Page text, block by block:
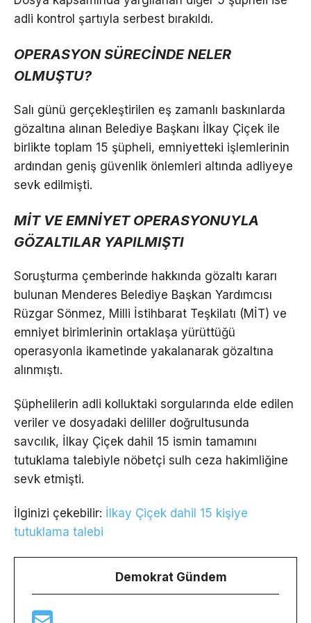
adli kontrol şartıyla serbest bırakıldı.
OPERASYON SÜRECİNDE NELER
OLMUŞTU?
Salı günü gerçekleştirilen eş zamanlı baskınlarda
gözaltına alınan Belediye Başkanı İlkay Çiçek ile
birlikte toplam 15 şüpheli, emniyetteki işlemlerinin
ardından geniş güvenlik önlemleri altında adliyeye
sevk edilmişti.
MİT VE EMNİYET OPERASYONUYLA
GÖZALTILAR YAPILMIŞTI
Soruşturma çemberinde hakkında gözaltı kararı
bulunan Menderes Belediye Başkan Yardımcısı
Rüzgar Sönmez, Milli İstihbarat Teşkilatı (MİT) ve
emniyet birimlerinin ortaklaşa yürüttüğü
operasyonla ikametinde yakalanarak gözaltına
alınmıştı.
Şüphelilerin adli kolluktaki sorgularında elde edilen
veriler ve dosyadaki deliller doğrultusunda
savcılık, İlkay Çiçek dahil 15 ismin tamamını
tutuklama talebiyle nöbetçi sulh ceza hakimliğine
sevk etmişti.
İlginizi çekebilir: İlkay Çiçek dahil 15 kişiye
tutuklama talebi
Demokrat Gündem